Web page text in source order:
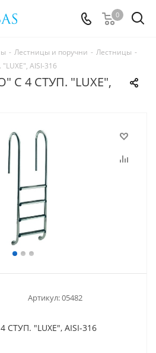
0
- Лестницы и поручни - Лестницы -
AISI-316
С 4 СТУП. "LUXE",
Артикул:05482
"LUXE", AISI-316